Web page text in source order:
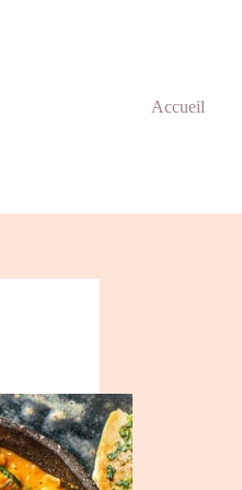
Accueil